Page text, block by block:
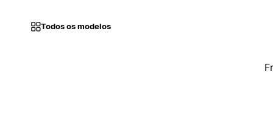
Todos os modelos